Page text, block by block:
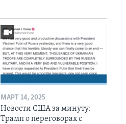
МАРТ 14, 2025
Новости США за минуту:
Трамп о переговорах с